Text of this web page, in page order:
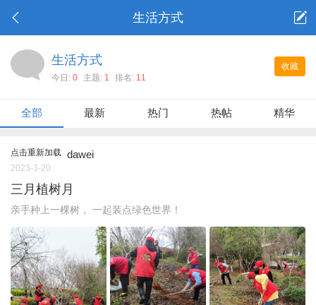
生活方式
收藏
生活方式
今日: 0 主题: 1 排名: 11
全部 最新 热门 热帖 精华
点击重新加载 dawei
2023-3-20
三月植树月
亲手种上一棵树， 一起装点绿色世界！